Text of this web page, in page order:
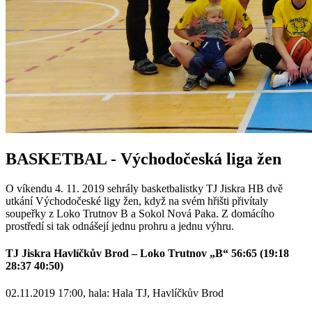
BASKETBAL - Východočeská liga žen
O víkendu 4. 11. 2019 sehrály basketbalistky TJ Jiskra HB dvě
utkání Východočeské ligy žen, když na svém hřišti přivítaly
soupeřky z Loko Trutnov B a Sokol Nová Paka. Z domácího
prostředí si tak odnášejí jednu prohru a jednu výhru.
TJ Jiskra Havlíčkův Brod – Loko Trutnov „B“ 56:65 (19:18
28:37 40:50)
02.11.2019 17:00, hala: Hala TJ, Havlíčkův Brod